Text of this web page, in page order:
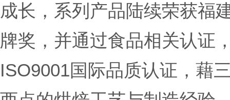
成长，系列产品陆续荣获福
牌奖，并通过食品相关认证
ISO9001国际品质认证，藉